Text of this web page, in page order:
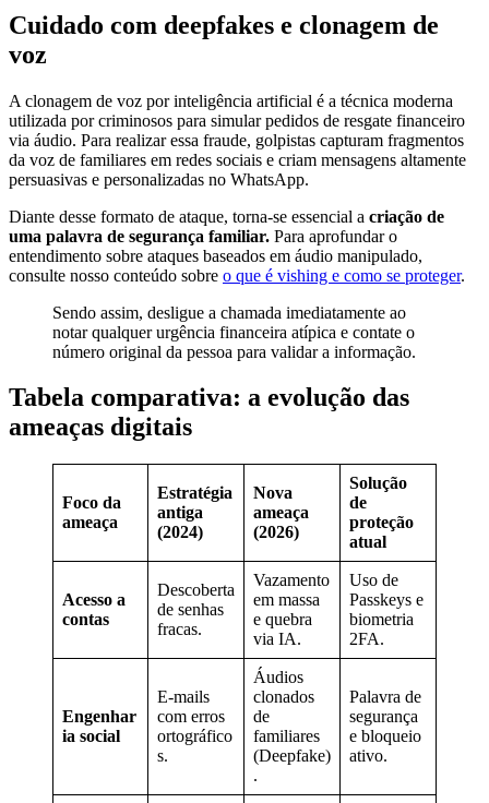
Cuidado com deepfakes e clonagem de
voz
A clonagem de voz por inteligência artificial é a técnica moderna
utilizada por criminosos para simular pedidos de resgate financeiro
via áudio. Para realizar essa fraude, golpistas capturam fragmentos
da voz de familiares em redes sociais e criam mensagens altamente
persuasivas e personalizadas no WhatsApp.
Diante desse formato de ataque, torna-se essencial a criação de
uma palavra de segurança familiar. Para aprofundar o
entendimento sobre ataques baseados em áudio manipulado,
consulte nosso conteúdo sobre o que é vishing e como se proteger.
Sendo assim, desligue a chamada imediatamente ao
notar qualquer urgência financeira atípica e contate o
número original da pessoa para validar a informação.
Tabela comparativa: a evolução das
ameaças digitais
Foco da
ameaça
Estratégia
antiga
(2024)
Nova
ameaça
(2026)
Solução
de
proteção
atual
Acesso a
contas
Descoberta
de senhas
fracas.
Vazamento
em massa
e quebra
via IA.
Uso de
Passkeys e
biometria
2FA.
Engenhar
ia social
E-mails
com erros
ortográfico
s.
Áudios
clonados
de
familiares
(Deepfake)
.
Palavra de
segurança
e bloqueio
ativo.